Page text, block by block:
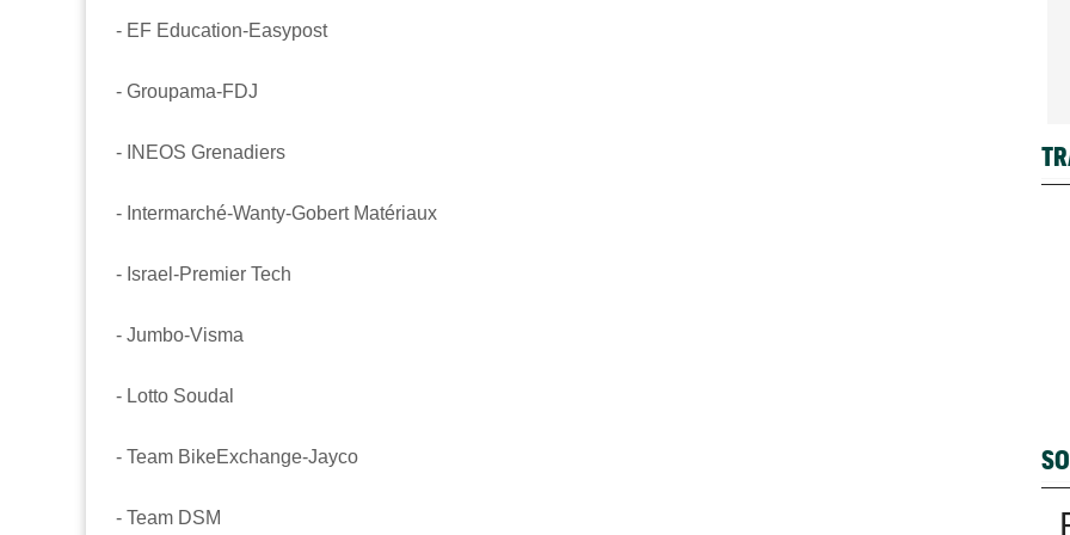
- EF Education-Easypost
- Groupama-FDJ
- INEOS Grenadiers
- Intermarché-Wanty-Gobert Matériaux
- Israel-Premier Tech
- Jumbo-Visma
- Lotto Soudal
- Team BikeExchange-Jayco
- Team DSM